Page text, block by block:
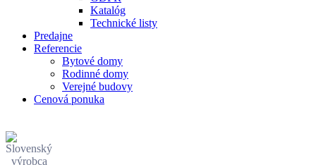
Katalóg
Technické listy
Predajne
Referencie
Bytové domy
Rodinné domy
Verejné budovy
Cenová ponuka